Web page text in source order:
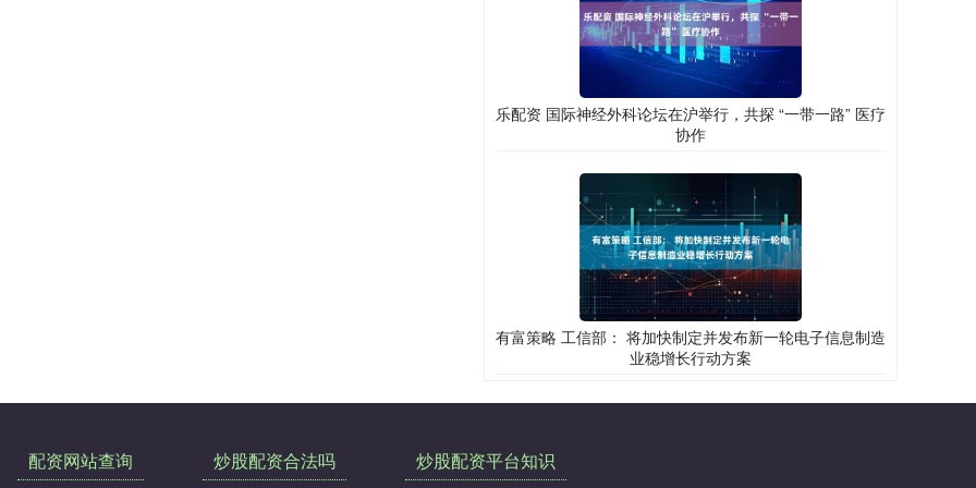
乐配资 国际神经外科论坛在沪举行，共探 “一带一路” 医疗
协作
有富策略 工信部： 将加快制定并发布新一轮电子信息制造
业稳增长行动方案
配资网站查询 炒股配资合法吗 炒股配资平台知识